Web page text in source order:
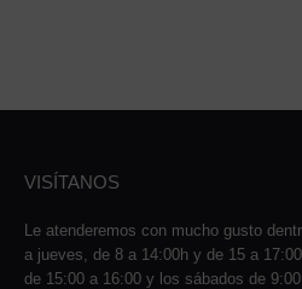
VISÍTANOS
Le atenderemos con mucho gusto
a jueves, de 8 a 14:00h y de 15 a
de 15:00 a 16:00 y los sábados de 9:00